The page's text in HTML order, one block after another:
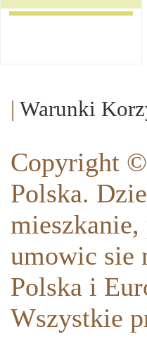
| Warunki
Copyright
Polska.
umowic sie
Polska i
Wszystkie